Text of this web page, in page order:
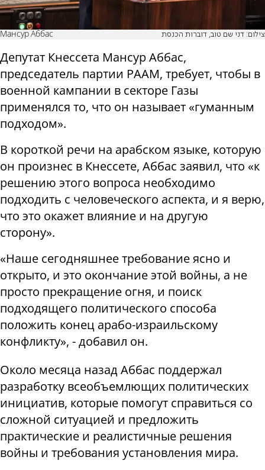
Мансур Аббас צילום: דני שם טוב, דוברות הכנסת
Депутат Кнессета Мансур Аббас,
председатель партии РААМ, требует, чтобы в
военной кампании в секторе Газы
применялся то, что он называет «гуманным
подходом».
В короткой речи на арабском языке, которую
он произнес в Кнессете, Аббас заявил, что «к
решению этого вопроса необходимо
подходить с человеческого аспекта, и я верю,
что это окажет влияние и на другую
сторону».
«Наше сегодняшнее требование ясно и
открыто, и это окончание этой войны, а не
просто прекращение огня, и поиск
подходящего политического способа
положить конец арабо-израильскому
конфликту», - добавил он.
Около месяца назад Аббас поддержал
разработку всеобъемлющих политических
инициатив, которые помогут справиться со
сложной ситуацией и предложить
практические и реалистичные решения
войны и требования установления мира.